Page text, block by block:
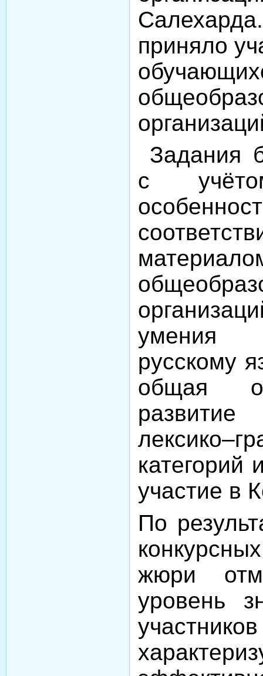
приняло
Задания
с
умения
русскому
общая
категорий
участие в
По
жюри
уровень